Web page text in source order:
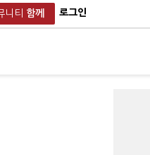
니티 함께 로그인